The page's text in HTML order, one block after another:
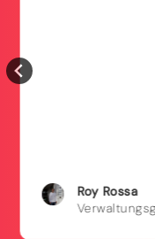
Roy Rossa